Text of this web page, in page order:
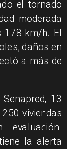
el tornado
moderada
178 km/h. El
daños en
a más de
13
viviendas
la alerta